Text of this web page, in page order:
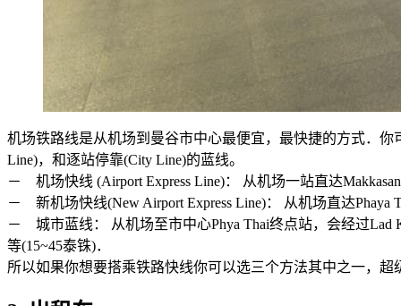
机场铁路线是从机场到曼谷市中心最便宜，最快捷的方式．你
Line)，和逐站停靠(City Line)的蓝线。
－ 机场快线 (Airport Express Line)： 从机场一站直达
－ 新机场快线(New Airport Express Line)： 从机场直达
－ 城市蓝线： 从机场至市中心Phya Thai终点站，会经过Lad
等(15~45泰铢)．
所以如果你想要搭乘铁路快线你可以选三个方法其中之一，超